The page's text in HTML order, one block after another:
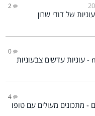
2
של דודי שרון
0
עוגיות m&m - עוגיות עדשים צבעוניות
4
- מתכונים מעולים עם טופו